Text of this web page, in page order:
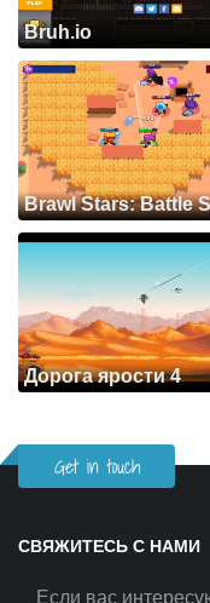
Bruh.io
Brawl Stars: Battle
Дорога ярости 4
Get in touch
СВЯЖИТЕСЬ С НАМИ
Если вас